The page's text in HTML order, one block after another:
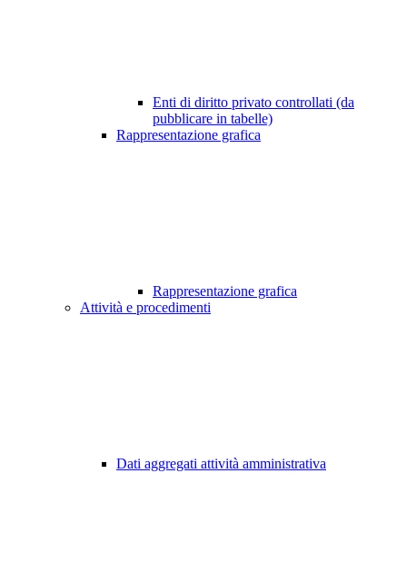
Enti di diritto privato controllati (da
pubblicare in tabelle)
Rappresentazione grafica
Rappresentazione grafica
Attività e procedimenti
Dati aggregati attività amministrativa